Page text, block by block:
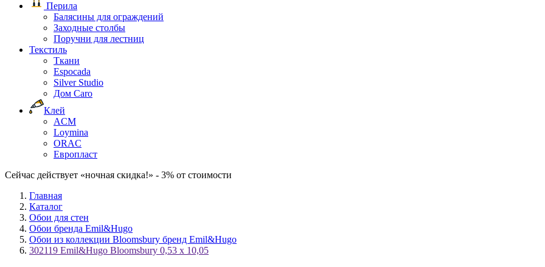
Перила
Балясины для ограждений
Заходные столбы
Поручни для лестниц
Текстиль
Ткани
Espocada
Silver Studio
Дом Caro
Клей
ACM
Loymina
ORAC
Европласт
Сейчас действует «ночная скидка!» - 3% от стоимости
Главная
Каталог
Обои для стен
Обои бренда Emil&Hugo
Обои из коллекции Bloomsbury бренд Emil&Hugo
302119 Emil&Hugo Bloomsbury 0,53 x 10,05